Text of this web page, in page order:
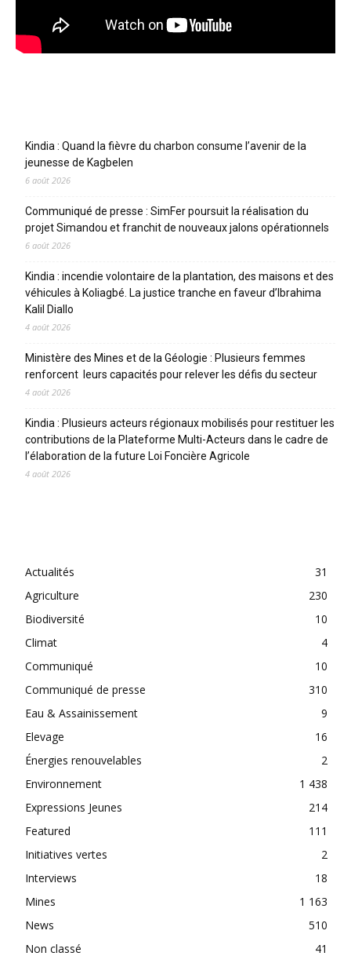
Kindia : Quand la fièvre du charbon consume l’avenir de la
jeunesse de Kagbelen
6 août 2026
Communiqué de presse : SimFer poursuit la réalisation du
projet Simandou et franchit de nouveaux jalons opérationnels
6 août 2026
Kindia : incendie volontaire de la plantation, des maisons et des
véhicules à Koliagbé. La justice tranche en faveur d’Ibrahima
Kalil Diallo
4 août 2026
Ministère des Mines et de la Géologie : Plusieurs femmes
renforcent leurs capacités pour relever les défis du secteur
4 août 2026
Kindia : Plusieurs acteurs régionaux mobilisés pour restituer les
contributions de la Plateforme Multi-Acteurs dans le cadre de
l’élaboration de la future Loi Foncière Agricole
4 août 2026
Actualités
31
Agriculture
230
Biodiversité
10
Climat
4
Communiqué
10
Communiqué de presse
310
Eau & Assainissement
9
Elevage
16
Énergies renouvelables
2
Environnement
1 438
Expressions Jeunes
214
Featured
111
Initiatives vertes
2
Interviews
18
Mines
1 163
News
510
Non classé
41